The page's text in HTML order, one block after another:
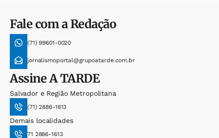
Fale com a Redação
(71) 99601-0020
jornalismoportal@grupoatarde.com.br
AssineA TARDE
Salvador e Região Metropolitana
(71) 2886-1613
Demais localidades
71 2886-1613